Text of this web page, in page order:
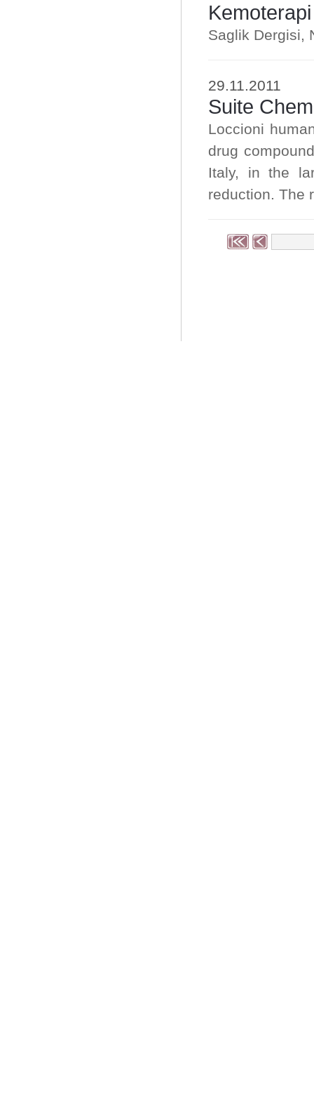
Saglik Dergisi,
29.11.2011
Suite
Loccioni
drug
Italy, in the
reduction. The